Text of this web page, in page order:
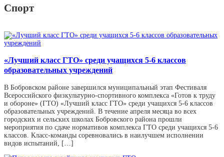
Спорт
«Лучший класс ГТО» среди учащихся 5-6 классов
образовательных учреждений
В Бобровском районе завершился муниципальный этап Фестиваля
Всероссийского физкультурно-спортивного комплекса «Готов к труду
и обороне» (ГТО) «Лучший класс ГТО» среди учащихся 5-6 классов
образовательных учреждений. В течение апреля месяца во всех
городских и сельских школах Бобровского района прошли
мероприятия по сдаче нормативов комплекса ГТО среди учащихся 5-6
классов. Класс-команды соревновались в наилучшем исполнении
видов испытаний, […]